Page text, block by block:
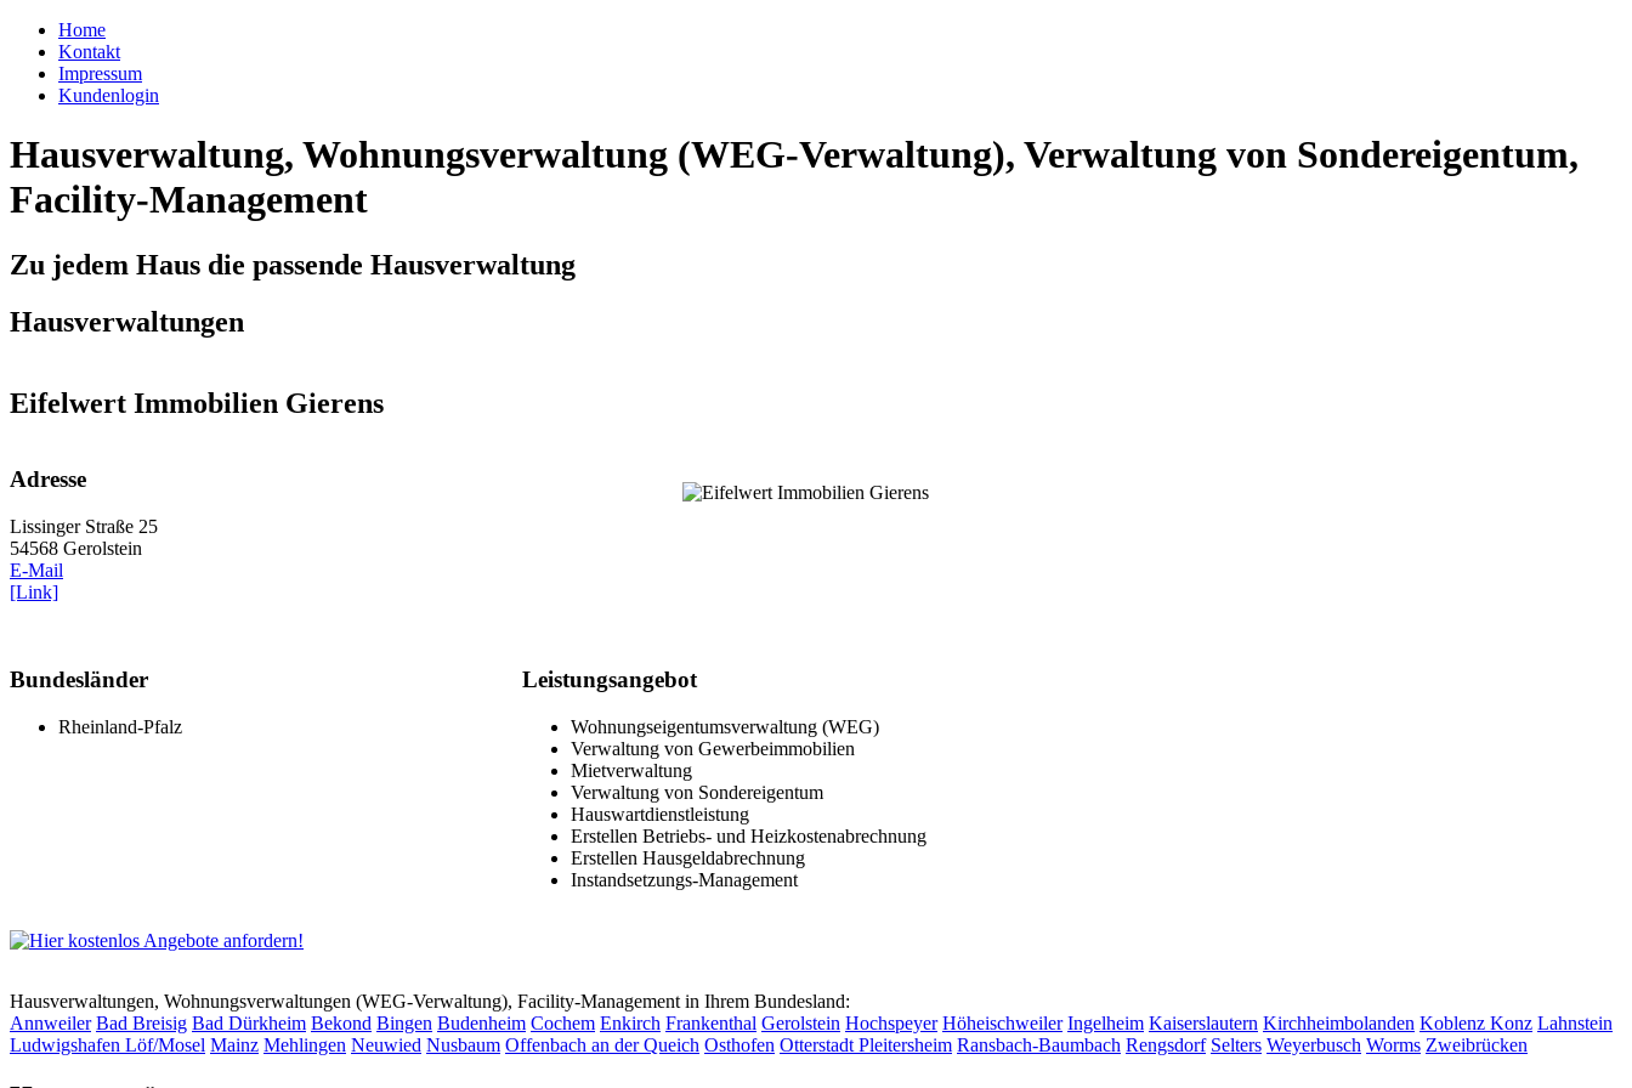
Home
Kontakt
Impressum
Kundenlogin
Hausverwaltung, Wohnungsverwaltung (WEG-Verwaltung), Verwaltung von Sondereigentum,
Facility-Management
Zu jedem Haus die passende Hausverwaltung
Hausverwaltungen
Eifelwert Immobilien Gierens
Adresse
Lissinger Straße 25
54568 Gerolstein
E-Mail
[Link]
Bundesländer
Rheinland-Pfalz
Leistungsangebot
Wohnungseigentumsverwaltung (WEG)
Verwaltung von Gewerbeimmobilien
Mietverwaltung
Verwaltung von Sondereigentum
Hauswartdienstleistung
Erstellen Betriebs- und Heizkostenabrechnung
Erstellen Hausgeldabrechnung
Instandsetzungs-Management
Hausverwaltungen, Wohnungsverwaltungen (WEG-Verwaltung), Facility-Management in Ihrem Bundesland:
Annweiler Bad Breisig Bad Dürkheim Bekond Bingen Budenheim Cochem Enkirch Frankenthal Gerolstein Hochspeyer Höheischweiler Ingelheim Kaiserslautern Kirchheimbolanden Koblenz Konz Lahnstein
Ludwigshafen Löf/Mosel Mainz Mehlingen Neuwied Nusbaum Offenbach an der Queich Osthofen Otterstadt Pleitersheim Ransbach-Baumbach Rengsdorf Selters Weyerbusch Worms Zweibrücken